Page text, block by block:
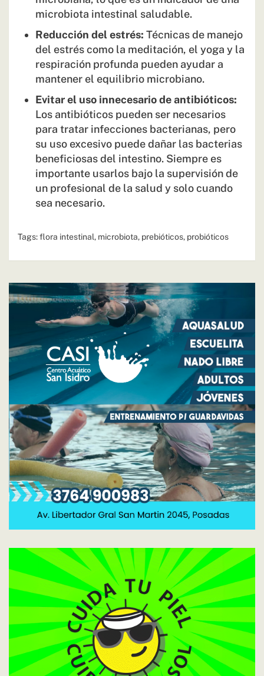
microbiota intestinal saludable​.
Reducción del estrés: Técnicas de manejo
del estrés como la meditación, el yoga y la
respiración profunda pueden ayudar a
mantener el equilibrio microbiano.
Evitar el uso innecesario de antibióticos:
Los antibióticos pueden ser necesarios
para tratar infecciones bacterianas, pero
su uso excesivo puede dañar las bacterias
beneficiosas del intestino. Siempre es
importante usarlos bajo la supervisión de
un profesional de la salud y solo cuando
sea necesario.
Tags:flora intestinal, microbiota, prebióticos, probióticos